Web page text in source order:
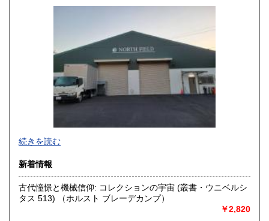
350円 愛媛県
350円 福岡県
350円 長崎県
宮崎県
沖縄県
・書店様、公共機関様からの公費（請求書払い）でのご注文
・全国古書書籍商組合連合会加盟の古書店様につきまして
は、商品代金に対して書店間割引を適用させていただきま
す。ご希望の方は、古書店名を添えて、ご注文とは別にメッ
続きを読む
新着情報
古代憧憬と機械信仰: コレクションの宇宙 (叢書・ウニベルシ
タス 513) （ホルスト ブレーデカンプ）
￥2,820